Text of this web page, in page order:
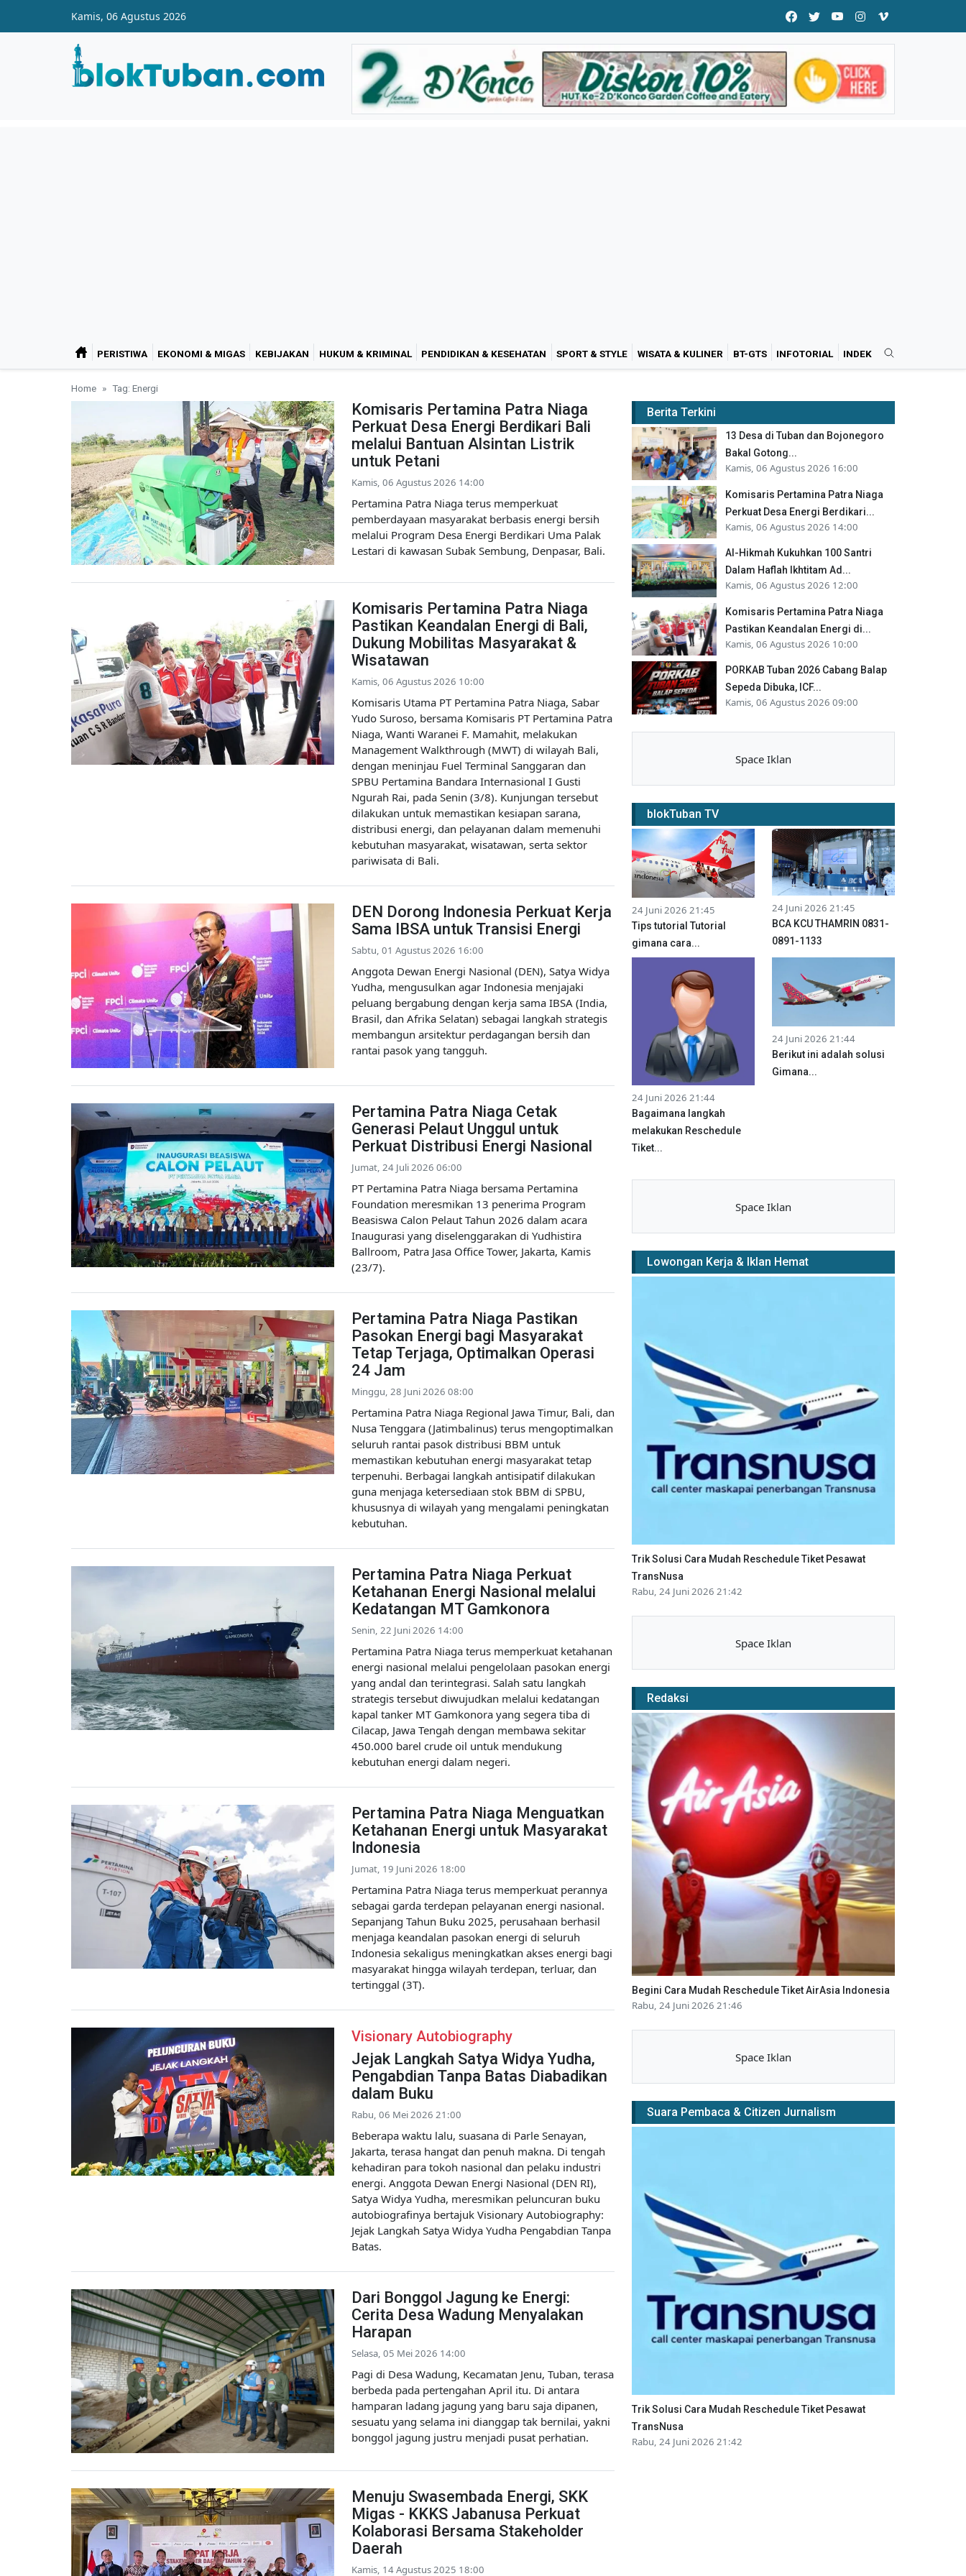
Kamis, 06 Agustus 2026
PERISTIWA EKONOMI & MIGAS KEBIJAKAN HUKUM & KRIMINAL PENDIDIKAN & KESEHATAN SPORT & STYLE WISATA & KULINER BT-GTS INFOTORIAL INDEK
Home Tag: Energi
Komisaris Pertamina Patra Niaga
Perkuat Desa Energi Berdikari Bali
melalui Bantuan Alsintan Listrik
untuk Petani
Kamis, 06 Agustus 2026 14:00
Pertamina Patra Niaga terus memperkuat
pemberdayaan masyarakat berbasis energi bersih
melalui Program Desa Energi Berdikari Uma Palak
Lestari di kawasan Subak Sembung, Denpasar, Bali.
Komisaris Pertamina Patra Niaga
Pastikan Keandalan Energi di Bali,
Dukung Mobilitas Masyarakat &
Wisatawan
Kamis, 06 Agustus 2026 10:00
Komisaris Utama PT Pertamina Patra Niaga, Sabar
Yudo Suroso, bersama Komisaris PT Pertamina Patra
Niaga, Wanti Waranei F. Mamahit, melakukan
Management Walkthrough (MWT) di wilayah Bali,
dengan meninjau Fuel Terminal Sanggaran dan
SPBU Pertamina Bandara Internasional I Gusti
Ngurah Rai, pada Senin (3/8). Kunjungan tersebut
dilakukan untuk memastikan kesiapan sarana,
distribusi energi, dan pelayanan dalam memenuhi
kebutuhan masyarakat, wisatawan, serta sektor
pariwisata di Bali.
DEN Dorong Indonesia Perkuat Kerja
Sama IBSA untuk Transisi Energi
Sabtu, 01 Agustus 2026 16:00
Anggota Dewan Energi Nasional (DEN), Satya Widya
Yudha, mengusulkan agar Indonesia menjajaki
peluang bergabung dengan kerja sama IBSA (India,
Brasil, dan Afrika Selatan) sebagai langkah strategis
membangun arsitektur perdagangan bersih dan
rantai pasok yang tangguh.
Pertamina Patra Niaga Cetak
Generasi Pelaut Unggul untuk
Perkuat Distribusi Energi Nasional
Jumat, 24 Juli 2026 06:00
PT Pertamina Patra Niaga bersama Pertamina
Foundation meresmikan 13 penerima Program
Beasiswa Calon Pelaut Tahun 2026 dalam acara
Inaugurasi yang diselenggarakan di Yudhistira
Ballroom, Patra Jasa Office Tower, Jakarta, Kamis
(23/7).
Pertamina Patra Niaga Pastikan
Pasokan Energi bagi Masyarakat
Tetap Terjaga, Optimalkan Operasi
24 Jam
Minggu, 28 Juni 2026 08:00
Pertamina Patra Niaga Regional Jawa Timur, Bali, dan
Nusa Tenggara (Jatimbalinus) terus mengoptimalkan
seluruh rantai pasok distribusi BBM untuk
memastikan kebutuhan energi masyarakat tetap
terpenuhi. Berbagai langkah antisipatif dilakukan
guna menjaga ketersediaan stok BBM di SPBU,
khususnya di wilayah yang mengalami peningkatan
kebutuhan.
Pertamina Patra Niaga Perkuat
Ketahanan Energi Nasional melalui
Kedatangan MT Gamkonora
Senin, 22 Juni 2026 14:00
Pertamina Patra Niaga terus memperkuat ketahanan
energi nasional melalui pengelolaan pasokan energi
yang andal dan terintegrasi. Salah satu langkah
strategis tersebut diwujudkan melalui kedatangan
kapal tanker MT Gamkonora yang segera tiba di
Cilacap, Jawa Tengah dengan membawa sekitar
450.000 barel crude oil untuk mendukung
kebutuhan energi dalam negeri.
Pertamina Patra Niaga Menguatkan
Ketahanan Energi untuk Masyarakat
Indonesia
Jumat, 19 Juni 2026 18:00
Pertamina Patra Niaga terus memperkuat perannya
sebagai garda terdepan pelayanan energi nasional.
Sepanjang Tahun Buku 2025, perusahaan berhasil
menjaga keandalan pasokan energi di seluruh
Indonesia sekaligus meningkatkan akses energi bagi
masyarakat hingga wilayah terdepan, terluar, dan
tertinggal (3T).
Visionary Autobiography
Jejak Langkah Satya Widya Yudha,
Pengabdian Tanpa Batas Diabadikan
dalam Buku
Rabu, 06 Mei 2026 21:00
Beberapa waktu lalu, suasana di Parle Senayan,
Jakarta, terasa hangat dan penuh makna. Di tengah
kehadiran para tokoh nasional dan pelaku industri
energi. Anggota Dewan Energi Nasional (DEN RI),
Satya Widya Yudha, meresmikan peluncuran buku
autobiografinya bertajuk Visionary Autobiography:
Jejak Langkah Satya Widya Yudha Pengabdian Tanpa
Batas.
Dari Bonggol Jagung ke Energi:
Cerita Desa Wadung Menyalakan
Harapan
Selasa, 05 Mei 2026 14:00
Pagi di Desa Wadung, Kecamatan Jenu, Tuban, terasa
berbeda pada pertengahan April itu. Di antara
hamparan ladang jagung yang baru saja dipanen,
sesuatu yang selama ini dianggap tak bernilai, yakni
bonggol jagung justru menjadi pusat perhatian.
Menuju Swasembada Energi, SKK
Migas - KKKS Jabanusa Perkuat
Kolaborasi Bersama Stakeholder
Daerah
Kamis, 14 Agustus 2025 18:00
Berita Terkini
13 Desa di Tuban dan Bojonegoro
Bakal Gotong...
Kamis, 06 Agustus 2026 16:00
Komisaris Pertamina Patra Niaga
Perkuat Desa Energi Berdikari...
Kamis, 06 Agustus 2026 14:00
Al-Hikmah Kukuhkan 100 Santri
Dalam Haflah Ikhtitam Ad...
Kamis, 06 Agustus 2026 12:00
Komisaris Pertamina Patra Niaga
Pastikan Keandalan Energi di...
Kamis, 06 Agustus 2026 10:00
PORKAB Tuban 2026 Cabang Balap
Sepeda Dibuka, ICF...
Kamis, 06 Agustus 2026 09:00
Space Iklan
blokTuban TV
24 Juni 2026 21:45
Tips tutorial Tutorial
gimana cara...
24 Juni 2026 21:45
BCA KCU THAMRIN 0831-
0891-1133
24 Juni 2026 21:44
Bagaimana langkah
melakukan Reschedule
Tiket...
24 Juni 2026 21:44
Berikut ini adalah solusi
Gimana...
Space Iklan
Lowongan Kerja & Iklan Hemat
Trik Solusi Cara Mudah Reschedule Tiket Pesawat
TransNusa
Rabu, 24 Juni 2026 21:42
Space Iklan
Redaksi
Begini Cara Mudah Reschedule Tiket AirAsia Indonesia
Rabu, 24 Juni 2026 21:46
Space Iklan
Suara Pembaca & Citizen Jurnalism
Trik Solusi Cara Mudah Reschedule Tiket Pesawat
TransNusa
Rabu, 24 Juni 2026 21:42